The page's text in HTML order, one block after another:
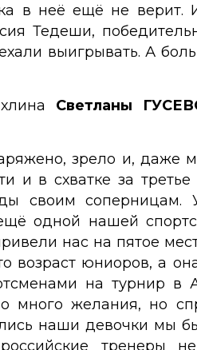
в неё ещё не верит.
Тедеши,
выигрывать. А
Светланы
зрело и, даже
и в схватке за
своим
одной нашей
нас на пятое
возраст юниоров, а
на турнир в
много желания, но
наши девочки мы
тренеры